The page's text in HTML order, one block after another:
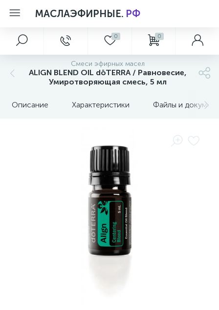
МАСЛАЭФИРНЫЕ. РФ
0 0
Смеси эфирных масел
ALIGN BLEND OIL dōTERRA / Равновесие,
Умиротворяющая смесь, 5 мл
Описание Характеристики Файлы и
Главное меню
Главная
Акции и скидки
Aксессуары
МАТЕРИАЛЫ ПО ПРОДУКЦИИ dōTERRA
5
Лимитированные коллекции
Летние Новинки
1
Персональный уход
Коллекция Essential Skin Care
1
Уход за телом